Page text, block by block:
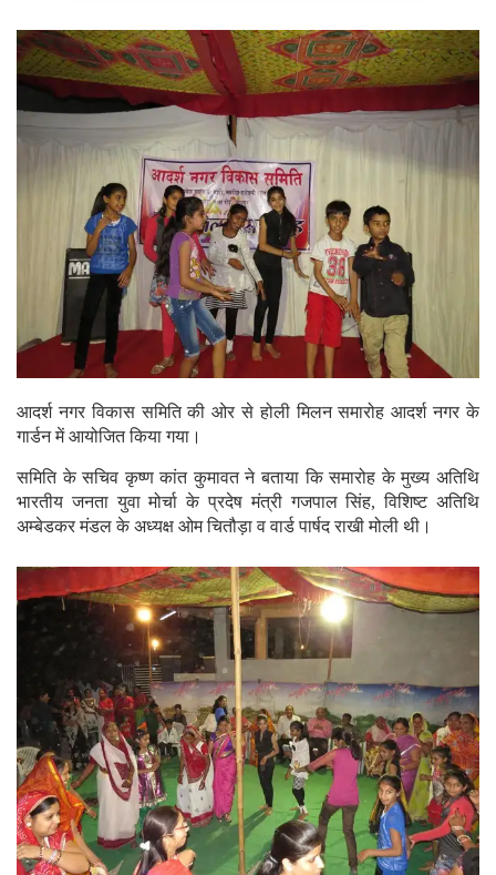
आदर्श नगर विकास समिति की ओर से होली मिलन समारोह आदर्श नगर के
गार्डन में आयोजित किया गया।
समिति के सचिव कृष्ण कांत कुमावत ने बताया कि समारोह के मुख्य अतिथि
भारतीय जनता युवा मोर्चा के प्रदेष मंत्री गजपाल सिंह, विशिष्ट अतिथि
अम्बेडकर मंडल के अध्यक्ष ओम चितौड़ा व वार्ड पार्षद राखी मोली थी।